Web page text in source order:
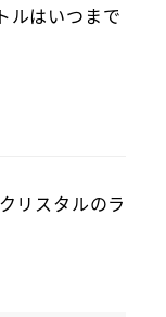
ルはいつまで
リスタルのラ